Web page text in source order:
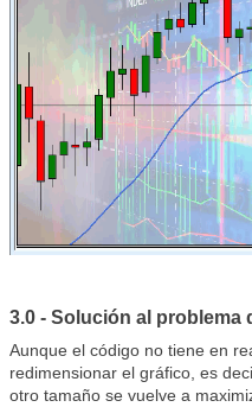
3.0 - Solución al problema
Aunque el código no tiene en
redimensionar el gráfico, es
otro tamaño se vuelve a